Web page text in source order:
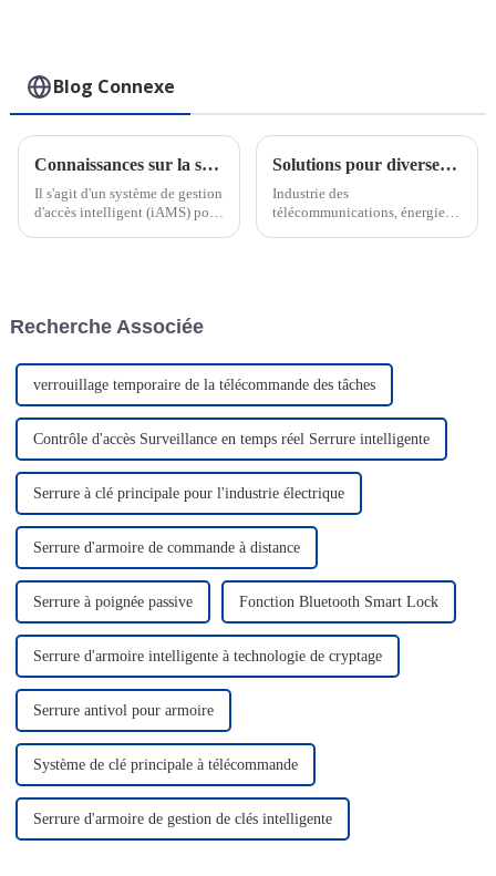
Blog Connexe
Connaissances sur la serrure électronique intelligente IoT
Il s'agit d'un système de gestion
d'accès intelligent (iAMS) pour
vise à...
Solutions pour diverses industries
Industrie des
télécommunications, énergie
Recherche Associée
verrouillage temporaire de la télécommande des tâches
Contrôle d'accès Surveillance en temps réel Serrure intelligente
Serrure à clé principale pour l'industrie électrique
Serrure d'armoire de commande à distance
Serrure à poignée passive Fonction Bluetooth Smart Lock
Serrure d'armoire intelligente à technologie de cryptage
Serrure antivol pour armoire
Système de clé principale à télécommande
Serrure d'armoire de gestion de clés intelligente